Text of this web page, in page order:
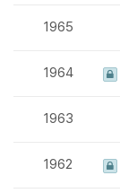
1965
1964
1963
1962